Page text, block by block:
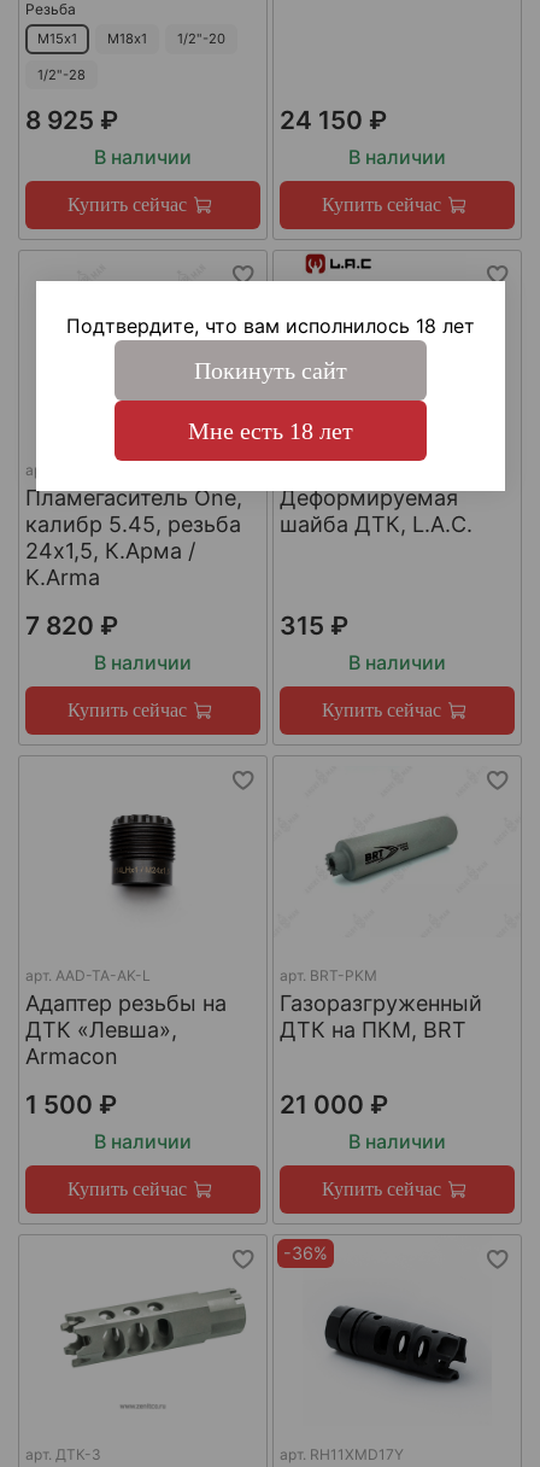
Резьба
М15х1 М18х1 1/2"-20
1/2"-28
8 925 ₽
В наличии
Купить сейчас
24 150 ₽
В наличии
Купить сейчас
арт.
Пламегаситель One,
калибр 5.45, резьба
24х1,5, К.Арма /
K.Arma
7 820 ₽
В наличии
Купить сейчас
Деформируемая
шайба ДТК, L.A.C.
315 ₽
В наличии
Купить сейчас
арт. AAD-TA-AK-L
Адаптер резьбы на
ДТК «Левша»,
Armacon
1 500 ₽
В наличии
Купить сейчас
арт. BRT-PKM
Газоразгруженный
ДТК на ПКМ, BRT
21 000 ₽
В наличии
Купить сейчас
арт. ДТК-3
-36%
арт. RH11XMD17Y
Подтвердите, что вам исполнилось 18 лет
Покинуть сайт
Мне есть 18 лет